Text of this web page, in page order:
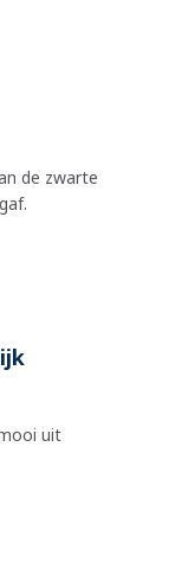
de zwarte
uit